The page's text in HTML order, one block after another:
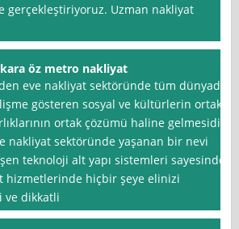
gerçekleştiriyoruz. Uzman nakliyat
öz metro nakliyat
eve nakliyat sektöründe tüm dünyada
gösteren sosyal ve kültürlerin ortak
ortak çözümü haline gelmesidir
nakliyat sektöründe yaşanan bir nevi
teknoloji alt yapı sistemleri sayesinde
hizmetlerinde hiçbir şeye elinizi
ve dikkatli